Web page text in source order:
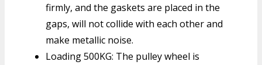
firmly, and the gaskets are placed in the
gaps, will not collide with each other and
make metallic noise.
Loading 500KG: The pulley wheel is